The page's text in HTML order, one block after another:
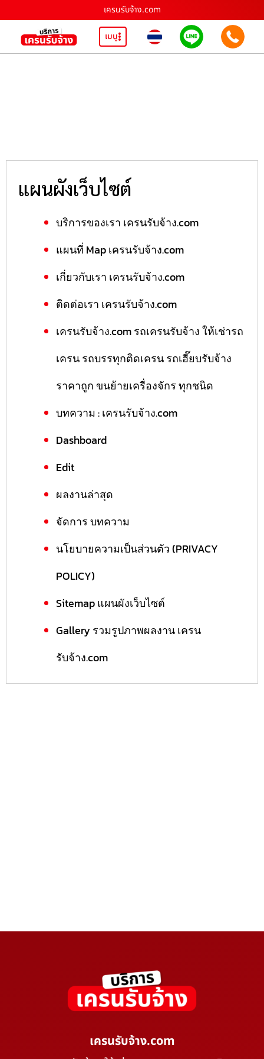
เครนรับจ้าง.com
เมนู
แผนผังเว็บไซต์
บริการของเรา เครนรับจ้าง.com
แผนที่ Map เครนรับจ้าง.com
เกี่ยวกับเรา เครนรับจ้าง.com
ติดต่อเรา เครนรับจ้าง.com
เครนรับจ้าง.com รถเครนรับจ้าง ให้เช่ารถ
เครน รถบรรทุกติดเครน รถเฮี๊ยบรับจ้าง
ราคาถูก ขนย้ายเครื่องจักร ทุกชนิด
บทความ : เครนรับจ้าง.com
Dashboard
Edit
ผลงานล่าสุด
จัดการ บทความ
นโยบายความเป็นส่วนตัว (PRIVACY
POLICY)
Sitemap แผนผังเว็บไซต์
Gallery รวมรูปภาพผลงาน เครน
รับจ้าง.com
เครนรับจ้าง.com